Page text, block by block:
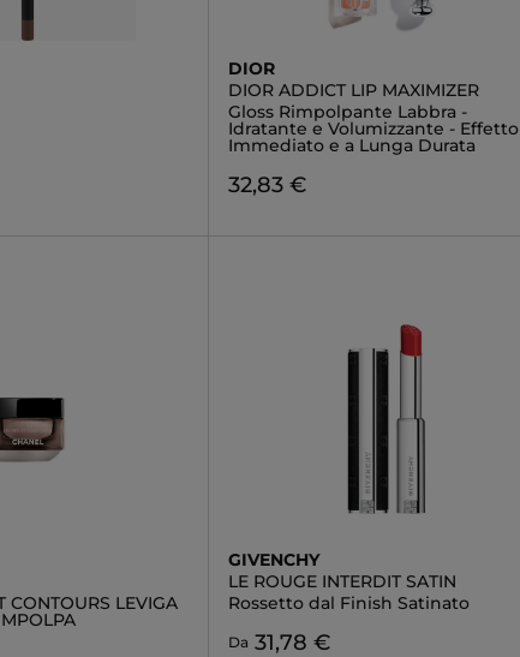
DIOR
DIOR ADDICT LIP MAXIMIZER
Gloss Rimpolpante Labbra -
Idratante e Volumizzante - Effetto
Immediato e a Lunga Durata
32,83 €
CONTOURS LEVIGA
GIVENCHY
LE ROUGE INTERDIT SATIN
Rossetto dal Finish Satinato
Da 31,78 €